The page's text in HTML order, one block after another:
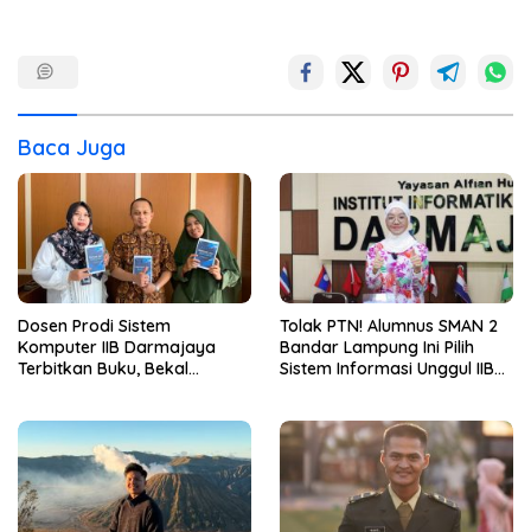
Baca Juga
Dosen Prodi Sistem
Komputer IIB Darmajaya
Terbitkan Buku, Bekal
Tolak PTN! Alumnus SMAN 2
Bandar Lampung Ini Pilih
Sistem Informasi Unggul IIB